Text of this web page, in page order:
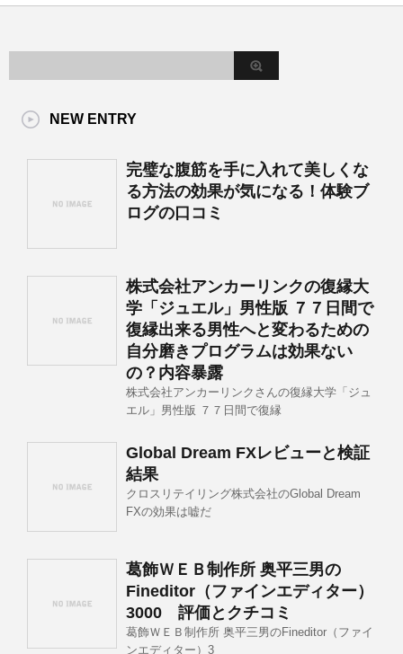
NEW ENTRY
完璧な腹筋を手に入れて美しくな
る方法の効果が気になる！体験ブ
ログの口コミ
株式会社アンカーリンクの復縁大
学「ジュエル」男性版 ７７日間で
復縁出来る男性へと変わるための
自分磨きプログラムは効果ない
の？内容暴露
株式会社アンカーリンクさんの復縁大学「ジュ
エル」男性版 ７７日間で復縁
Global Dream FXレビューと検証
結果
クロスリテイリング株式会社のGlobal Dream
FXの効果は嘘だ
葛飾ＷＥＢ制作所 奥平三男の
Fineditor（ファインエディター）
3000 評価とクチコミ
葛飾ＷＥＢ制作所 奥平三男のFineditor（ファイ
ンエディター）3